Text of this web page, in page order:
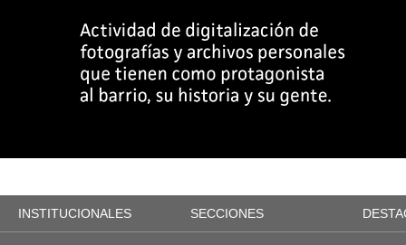
INSTITUCIONALES SECCIONES